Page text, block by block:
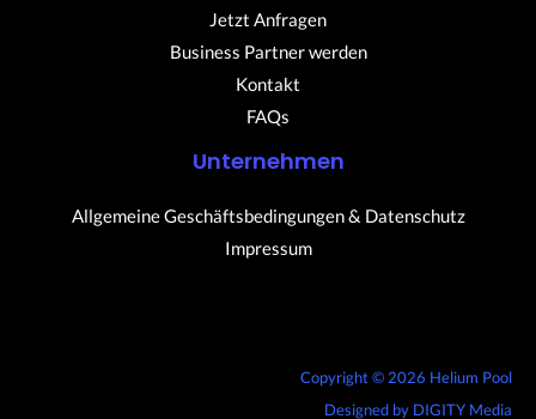
Jetzt Anfragen
Business Partner werden
Kontakt
FAQs
Unternehmen
Allgemeine Geschäftsbedingungen & Datenschutz
Impressum
Copyright © 2026 Helium Pool
Designed by DIGITY Media